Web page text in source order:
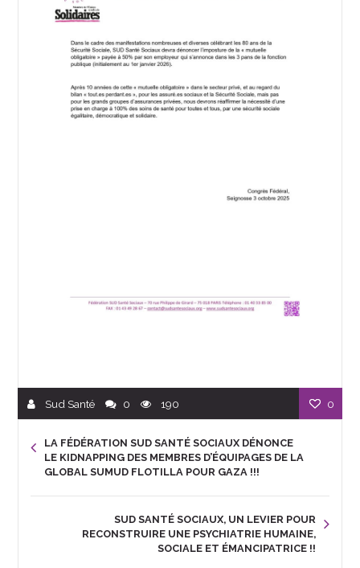
Sud Santé 0 190 0
LA FÉDÉRATION SUD SANTÉ SOCIAUX DÉNONCE
LE KIDNAPPING DES MEMBRES D’ÉQUIPAGES DE LA
GLOBAL SUMUD FLOTILLA POUR GAZA !!!
SUD SANTÉ SOCIAUX, UN LEVIER POUR
RECONSTRUIRE UNE PSYCHIATRIE HUMAINE,
SOCIALE ET ÉMANCIPATRICE !!